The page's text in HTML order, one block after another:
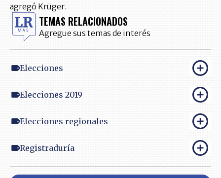
agregó Krüger.
TEMAS RELACIONADOS
Agregue sus temas de interés
Elecciones
Elecciones 2019
Elecciones regionales
Registraduría